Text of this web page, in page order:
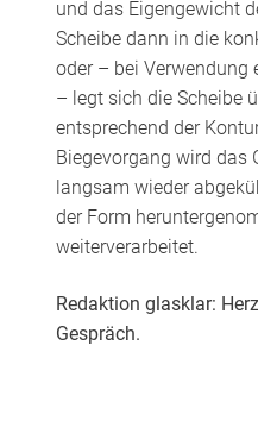
und das Eigengewicht
Scheibe dann in die
oder – bei Verwendung
– legt sich die Scheibe
entsprechend der
Biegevorgang wird das
langsam wieder
der Form
weiterverarbeitet.
Redaktion glasklar:
Gespräch.